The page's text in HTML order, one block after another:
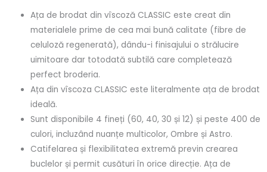
Ața de brodat din vîscoză CLASSIC este creat din
materialele prime de cea mai bună calitate (fibre de
celuloză regenerată), dându-i finisajului o strălucire
uimitoare dar totodată subtilă care completează
perfect broderia.
Ața din vîscoza CLASSIC este literalmente ața de brodat
ideală.
Sunt disponibile 4 fineți (60, 40, 30 și 12) și peste 400 de
culori, incluzând nuanțe multicolor, Ombre și Astro.
Catifelarea și flexibilitatea extremă previn crearea
buclelor și permit cusături în orice direcție. Ața de